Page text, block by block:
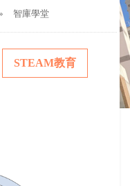
智庫學堂
STEAM教育